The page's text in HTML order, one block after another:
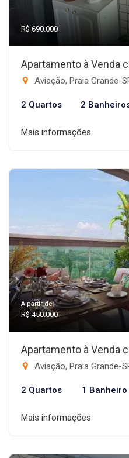
R$ 690.000
Apartamento à Venda
Aviação, Praia Grande-
2 Quartos 2
Mais informações
A partir de:
R$ 450.000
Apartamento à Venda
Aviação, Praia Grande-
2 Quartos 1 Banheiro
Mais informações